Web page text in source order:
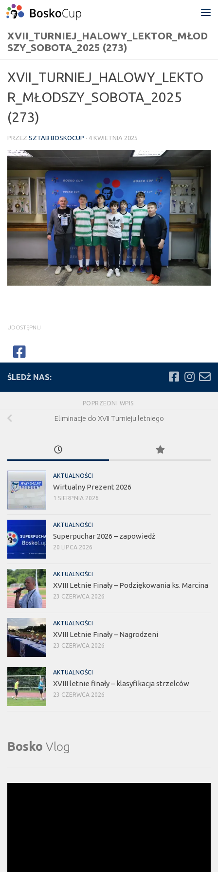
Przejdź do treści
XVII_TURNIEJ_HALOWY_LEKTOR_MŁOD
SZY_SOBOTA_2025 (273)
XVII_TURNIEJ_HALOWY_LEKTO
R_MŁODSZY_SOBOTA_2025
(273)
PRZEZ SZTAB BOSKOCUP · 4 KWIETNIA 2025
UDOSTĘPNIJ
ŚLEDŹ NAS:
POPRZEDNI WPIS
Eliminacje do XVII Turnieju letniego
AKTUALNOŚCI
Wirtualny Prezent 2026
1 SIERPNIA 2026
AKTUALNOŚCI
Superpuchar 2026 – zapowiedź
20 LIPCA 2026
AKTUALNOŚCI
XVIII Letnie Finały – Podziękowania ks. Marcina
23 CZERWCA 2026
AKTUALNOŚCI
XVIII Letnie Finały – Nagrodzeni
23 CZERWCA 2026
AKTUALNOŚCI
XVIII letnie finały – klasyfikacja strzelców
23 CZERWCA 2026
Bosko Vlog